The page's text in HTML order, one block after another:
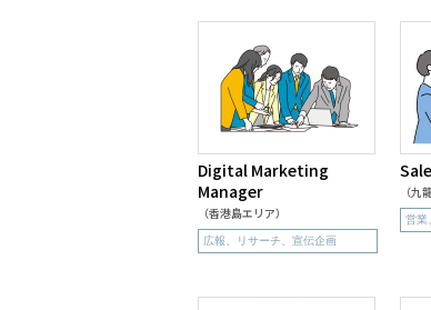
Digital Marketing
Manager
（香港島エリア）
広報、リサーチ、宣伝企画
（九
営業